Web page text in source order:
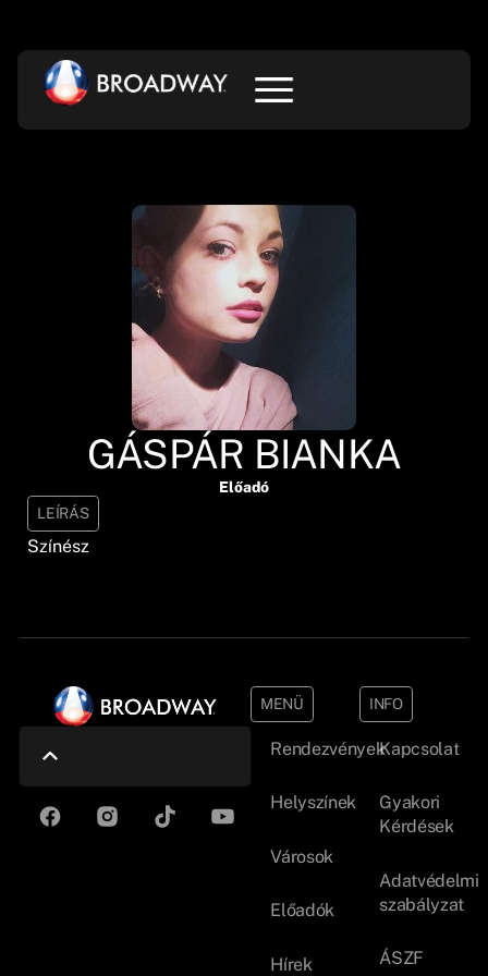
GÁSPÁR BIANKA
Előadó
LEÍRÁS
Színész
MENÜ
Rendezvények
Helyszínek
Városok
Előadók
Hírek
INFO
Kapcsolat
Gyakori
Kérdések
Adatvédelmi
szabályzat
ÁSZF